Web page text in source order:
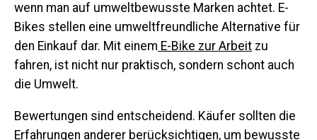
wenn man auf umweltbewusste Marken achtet. E-
Bikes stellen eine umweltfreundliche Alternative für
den Einkauf dar. Mit einem E-Bike zur Arbeit zu
fahren, ist nicht nur praktisch, sondern schont auch
die Umwelt.
Bewertungen sind entscheidend. Käufer sollten die
Erfahrungen anderer berücksichtigen, um bewusste